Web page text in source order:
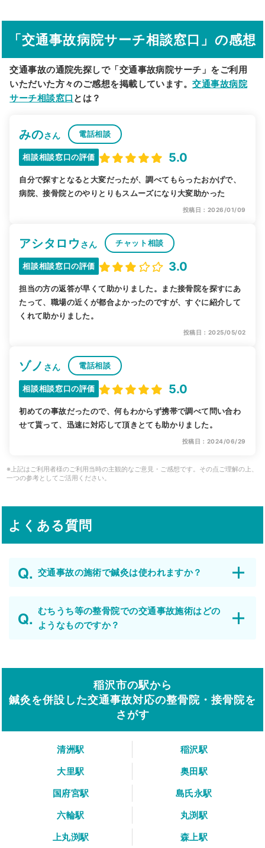
駅から探す 院名から探す
「交通事故病院サーチ相談窓口」の感想
交通事故の通院先探しで「交通事故病院サーチ」をご利用
いただいた方々のご感想を掲載しています。交通事故病院
サーチ相談窓口 とは？
みのさん 電話相談
相談相談窓口の評価 5.0
自分で探すとなると大変だったが、調べてもらったおかげで、
病院、接骨院とのやりとりもスムーズになり大変助かった
投稿日：2026/01/09
アシタロウ さん チャット相談
相談相談窓口の評価 3.0
担当の方の返答が早くて助かりました。また接骨院を探すにあ
たって、職場の近くが都合よかったのですが、すぐに紹介して
くれて助かりました。
投稿日：2025/05/02
ゾノ さん 電話相談
相談相談窓口の評価 5.0
初めての事故だったので、何もわからず携帯で調べて問い合わ
せて貰って、迅速に対応して頂きとても助かりました。
投稿日：2024/06/29
※上記はご利用者様のご利用当時の主観的なご意見・ご感想です。その点ご理解の上、
一つの参考としてご活用ください。
よくある質問
交通事故の施術で鍼灸は使われますか？
むちうち等の整骨院での交通事故施術はどの
ようなものですか？
稲沢市の駅から
鍼灸を併設した交通事故対応の整骨院・接骨院を
さがす
清洲駅
稲沢駅
大里駅
奥田駅
国府宮駅
島氏永駅
六輪駅
丸渕駅
上丸渕駅
森上駅